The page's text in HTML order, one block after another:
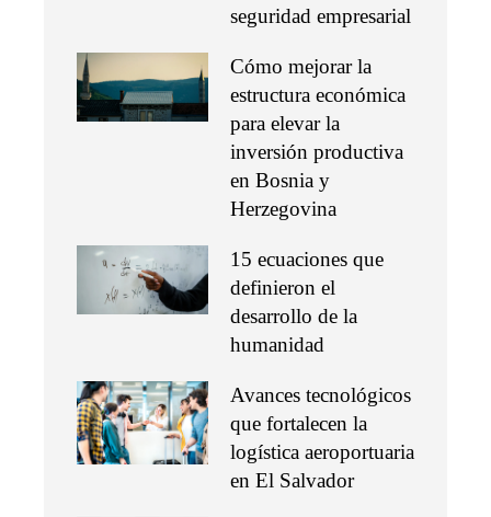
seguridad empresarial
Cómo mejorar la
estructura económica
para elevar la
inversión productiva
en Bosnia y
Herzegovina
15 ecuaciones que
definieron el
desarrollo de la
humanidad
Avances tecnológicos
que fortalecen la
logística aeroportuaria
en El Salvador